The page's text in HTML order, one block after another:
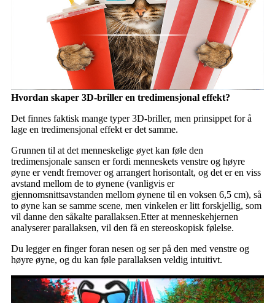
Hvordan skaper 3D-briller en tredimensjonal effekt?
Det finnes faktisk mange typer 3D-briller, men prinsippet for å
lage en tredimensjonal effekt er det samme.
Grunnen til at det menneskelige øyet kan føle den
tredimensjonale sansen er fordi menneskets venstre og høyre
øyne er vendt fremover og arrangert horisontalt, og det er en viss
avstand mellom de to øynene (vanligvis er
gjennomsnittsavstanden mellom øynene til en voksen 6,5 cm), så
to øyne kan se samme scene, men vinkelen er litt forskjellig, som
vil danne den såkalte parallaksen.Etter at menneskehjernen
analyserer parallaksen, vil den få en stereoskopisk følelse.
Du legger en finger foran nesen og ser på den med venstre og
høyre øyne, og du kan føle parallaksen veldig intuitivt.